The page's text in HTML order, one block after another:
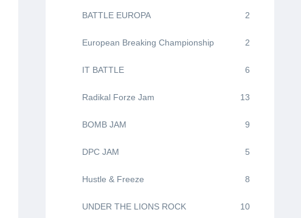
BATTLE EUROPA 2
European Breaking Championship 2
IT BATTLE 6
Radikal Forze Jam 13
BOMB JAM 9
DPC JAM 5
Hustle & Freeze 8
UNDER THE LIONS ROCK 10